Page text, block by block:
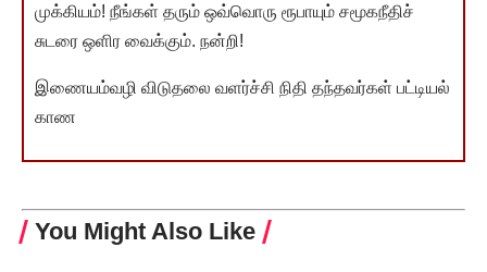
முக்கியம்! நீங்கள் தரும் ஒவ்வொரு ரூபாயும் சமூகநீதிச்
சுடரை ஒளிர வைக்கும். நன்றி!
இணையம்வழி விடுதலை வளர்ச்சி நிதி தந்தவர்கள் பட்டியல்
காண
You Might Also Like